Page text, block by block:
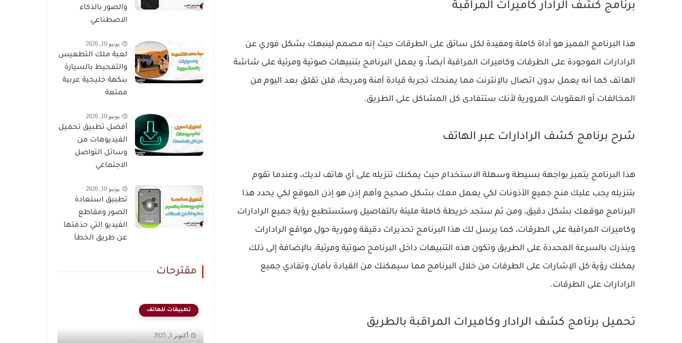
برنامج كشف الرادار كاميرات المراقبة
هذا البرنامج المميز هو أداة كاملة ومفيدة لكل سائق على الطرقات حيث إنه مصمم لينبهك بشكل فوري عن
الرادارات الموجودة على الطرقات وكاميرات المراقبة أيضاً، و يعمل البرنامج بتنبيهات صوتية ومرئية على شاشة
الهاتف كما أنه يعمل بدون اتصال بالإنترنت مما يمنحك تجربة قيادة آمنة ومريحة، فلن تقلق بعد اليوم من
المخالفات أو العقوبات المرورية لأنك ستتفادى كل المشاكل على الطريق.
شرح برنامج كشف الرادارات عبر الهاتف
هذا البرنامج يتميز بواجهة بسيطة وسهلة الاستخدام حيث يمكنك تنزيله على أي هاتف لديك، وعندما تقوم
بتنزيله يجب عليك منح جميع الأذونات لكي يعمل معك بشكل صحيح وأهم إذن هو إذن الموقع لكي يحدد هذا
البرنامج موقعك بشكل دقيق، ومن ثم ستجد خريطة كاملة مليئة بالتفاصيل وستستطيع رؤية جميع الرادارات
وكاميرات المراقبة على الطرقات، كما يرسل لك هذا البرنامج تحذيرات دقيقة وفورية حول مواقع الرادارات
وينذرك بالسرعة المحددة على الطريق وتكون هذه التنبيهات داخل البرنامج صوتية ومرئية، بالإضافة إلى ذلك
يمكنك رؤية كل الإشارات على الطرقات من خلال البرنامج مما سيمكنك من القيادة بأمان وتفادي جميع
الرادارات على الطرقات.
تحميل برنامج كشف الرادار وكاميرات المراقبة بالطريق
والصور بالذكاء
الاصطناعي
يونيو 10, 2026
لعبة ملك التطعيس
والتفحيط بالسيارة
بنكهة خليجية عربية
ممتعة
يونيو 10, 2026
أفضل تطبيق تحميل
الفيديوهات من
وسائل التواصل
الاجتماعي
يونيو 10, 2026
تطبيق استعادة
الصور ومقاطع
الفيديو التي حذفتها
عن طريق الخطأ
مقترحات
تطبيقات للهاتف
أكتوبر 3, 2025